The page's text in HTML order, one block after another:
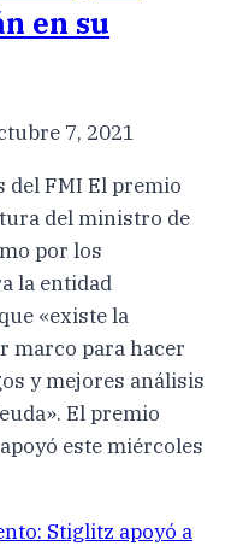
en su
7, 2021
del FMI El premio
del ministro de
por los
la entidad
«existe la
marco para hacer
y mejores análisis
El premio
este miércoles
Stiglitz apoyó a